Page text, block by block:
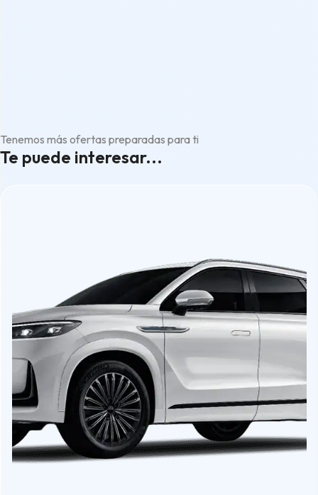
Tenemos más ofertas preparadas para ti
Te puede interesar...